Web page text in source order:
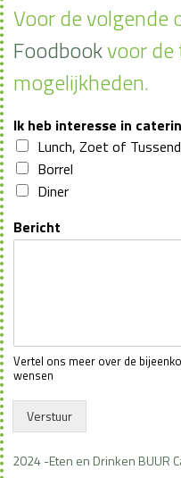
Voor de volgende
Foodbookvoor de
mogelijkheden.
Ik heb interesse in
Lunch, Zoet of
Borrel
Diner
Bericht
Vertel ons meer over de
wensen
Verstuur
2024 -Eten en Drinken BUUR